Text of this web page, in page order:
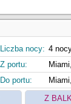
Liczba nocy: 4
Z portu:
Do portu:
Z